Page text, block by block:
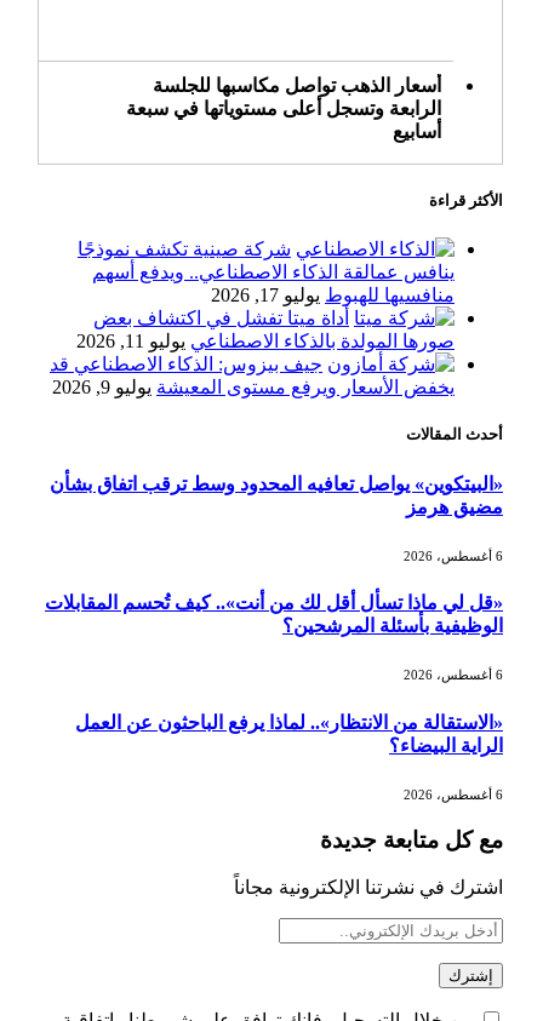
أسعار الذهب تواصل مكاسبها للجلسة
الرابعة وتسجل أعلى مستوياتها في سبعة
أسابيع
أسعار النفط ترتفع وسط ترقب نتائج
«طيران الرياض» يدشن أولى رحلاته إلى
مومباي ويضيف الوجهة التشغيلية الثامنة
مزاولة الأنشطة المالية عابرة الحدود
تطوير للبيئة الاستثمارية
بدعم من تراجع الدولار
مستوياته في ستة أسابيع وسط تفاؤل
بشأن الشرق الأوسط
مع ترقب تطورات الوساطة بشأن الحرب
الأكثر قراءة
شركة صينية تكشف نموذجًا
ينافس عمالقة الذكاء الاصطناعي.. ويدفع أسهم
منافسيها للهبوط يوليو 17, 2026
أداة ميتا تفشل في اكتشاف بعض
صورها المولدة بالذكاء الاصطناعي يوليو 11, 2026
جيف بيزوس: الذكاء الاصطناعي قد
يخفض الأسعار ويرفع مستوى المعيشة يوليو 9, 2026
أحدث المقالات
«البيتكوين» يواصل تعافيه المحدود وسط ترقب اتفاق بشأن
مضيق هرمز
6 أغسطس، 2026
«قل لي ماذا تسأل أقل لك من أنت».. كيف تُحسم المقابلات
الوظيفية بأسئلة المرشحين؟
6 أغسطس، 2026
«الاستقالة من الانتظار».. لماذا يرفع الباحثون عن العمل
الراية البيضاء؟
6 أغسطس، 2026
مع كل متابعة جديدة
اشترك في نشرتنا الإلكترونية مجاناً